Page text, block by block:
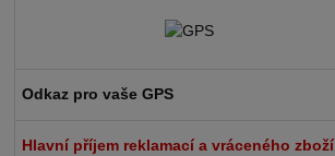
Odkaz pro vaše GPS
Hlavní příjem reklamací a vráceného zboží